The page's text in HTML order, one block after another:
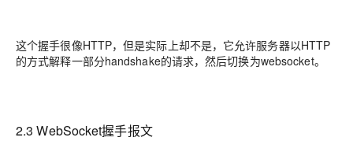
这个握手很像HTTP，但是实际上却不是，它允许服务器以HTTP
的方式解释一部分handshake的请求，然后切换为websocket。
2.3 WebSocket握手报文